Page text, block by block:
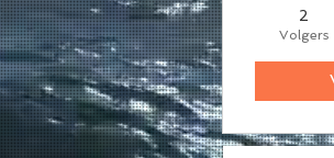
2
Volgers